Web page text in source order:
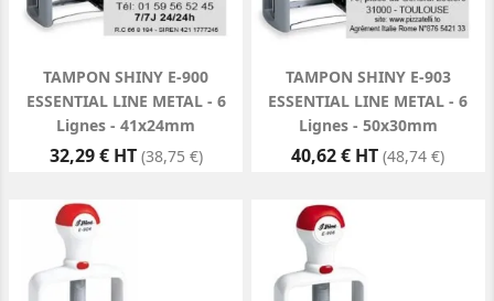
TAMPON SHINY E-900
ESSENTIAL LINE METAL - 6
Lignes - 41x24mm
Prix
32,29 € HT (38,75 €)
TAMPON SHINY E-903
ESSENTIAL LINE METAL - 6
Lignes - 50x30mm
Prix
40,62 € HT (48,74 €)